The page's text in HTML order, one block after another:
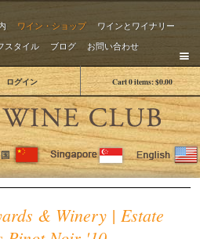
ワイン・ショップ
ワインとワイナリー
スタイル
ブログ お問い合わせ
Cart0items:$0.00
ログイン
The
& Winery | Estate